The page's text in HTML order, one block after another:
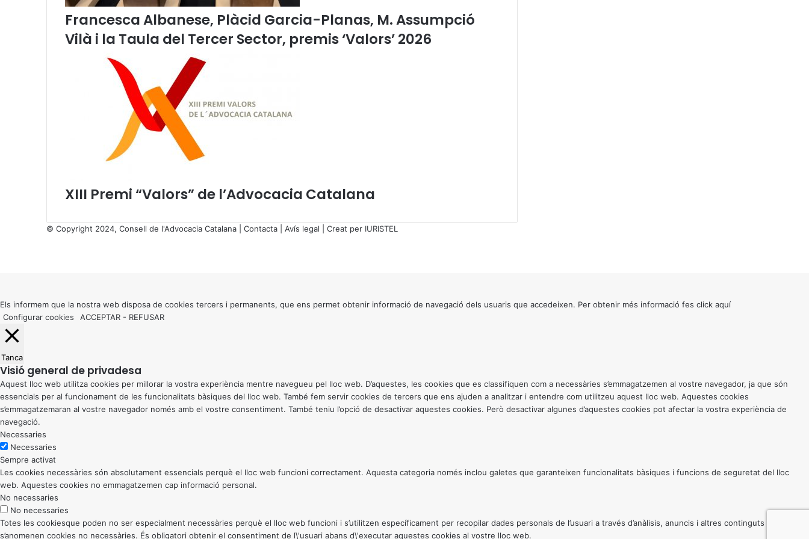
1
6
Francesca Albanese, Plàcid Garcia-Planas, M. Assumpció
Vilà i la Taula del Tercer Sector, premis ‘Valors’ 2026
XIII Premi “Valors” de l’Advocacia Catalana
© Copyright 2024, Consell de l'Advocacia Catalana | Contacta Avís legal | Creat per IURISTEL
button
Els informem que la nostra web disposa de cookies tercers i permanents, que ens permet obtenir informació de navegació dels usuaris que accedeixen. Per obtenir més informació fes click aquí
Configurar cookies
ACCEPTAR - REFUSAR
Tanca
Visió general de privadesa
Aquest lloc web utilitza cookies per millorar la vostra experiència mentre navegueu pel lloc web. D’aquestes, les cookies que es classifiquen com a necessàries s’emmagatzemen al vostre navegador, ja que són
essencials per al funcionament de les funcionalitats bàsiques del lloc web. També fem servir cookies de tercers que ens ajuden a analitzar i entendre com utilitzeu aquest lloc web. Aquestes cookies
s’emmagatzemaran al vostre navegador només amb el vostre consentiment. També teniu l’opció de desactivar aquestes cookies. Però desactivar algunes d’aquestes cookies pot afectar la vostra experiència de
navegació.
Necessaries
Necessaries
Sempre activat
Les cookies necessàries són absolutament essencials perquè el lloc web funcioni correctament. Aquesta categoria només inclou galetes que garanteixen funcionalitats bàsiques i funcions de seguretat del lloc
web. Aquestes cookies no emmagatzemen cap informació personal.
No necessaries
No necessaries
Totes les cookiesque poden no ser especialment necessàries perquè el lloc web funcioni i s’utilitzen específicament per recopilar dades personals de l’usuari a través d’anàlisis, anuncis i altres continguts incrustats
s’anomenen cookies no necessàries. És obligatori obtenir el consentiment de l\'usuari abans d\'executar aquestes cookies al vostre lloc web.